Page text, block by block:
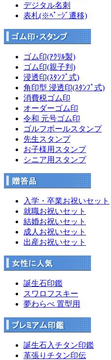
デジタル名刺
表札(※ﾍﾟｰｼﾞ遷移)
ゴム印(ｱｸﾘﾙ製)
ゴム印(親子判)
浸透印(ｽﾀﾝﾌﾟ式)
角印型 浸透印(ｽﾀﾝﾌﾟ式)
消費税ゴム印
オーダーゴム印
令和 元号ゴム印
ゴルフボールスタンプ
先生スタンプ
お子様用スタンプ
シニア用スタンプ
入学・卒業お祝いセット
就職お祝いセット
結婚お祝いセット
成人お祝いセット
出産お祝いセット
誕生石印鑑
スワロフスキー
夢わらべ 置型用
誕生石入チタン印鑑
革張りチタン印伝